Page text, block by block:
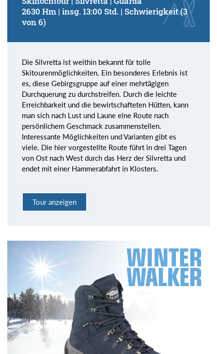
2630 Hm | insg. 13:00 Std. | Schwierigkeit (3
von 6)
Die Silvretta ist weithin bekannt für tolle
Skitourenmöglichkeiten. Ein besonderes Erlebnis ist
es, diese Gebirgsgruppe auf einer mehrtägigen
Durchquerung zu durchstreifen. Durch die leichte
Erreichbarkeit und die bewirtschafteten Hütten, kann
man sich nach Lust und Laune eine Route nach
persönlichem Geschmack zusammenstellen.
Interessante Möglichkeiten und Varianten gibt es
viele. Die hier vorgestellte Route führt in drei Tagen
von Ost nach West durch das Herz der Silvretta und
endet mit einer Hammerabfahrt in Klosters.
Tour anzeigen